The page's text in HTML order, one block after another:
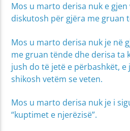
Mos u marto derisa nuk e
diskutosh për gjëra me gruan
Mos u marto derisa nuk je në
me gruan tënde dhe derisa ta
jush do të jetë e përbashkët,
shikosh vetëm se veten.
Mos u marto derisa nuk je i
“kuptimet e njerëzisë”.